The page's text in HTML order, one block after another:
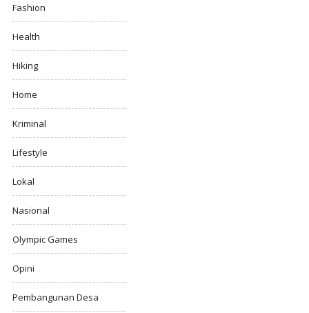
Fashion
Health
Hiking
Home
Kriminal
Lifestyle
Lokal
Nasional
Olympic Games
Opini
Pembangunan Desa